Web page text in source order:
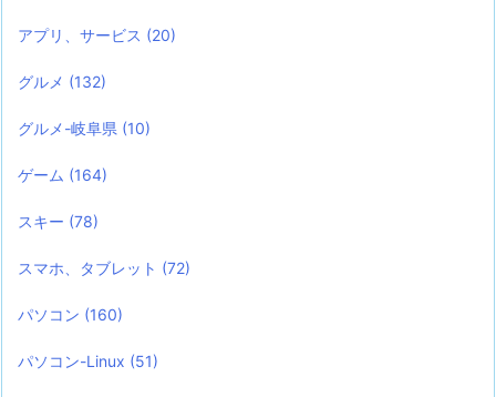
アプリ、サービス (20)
グルメ (132)
グルメ-岐阜県 (10)
ゲーム (164)
スキー (78)
スマホ、タブレット (72)
パソコン (160)
パソコン-Linux (51)